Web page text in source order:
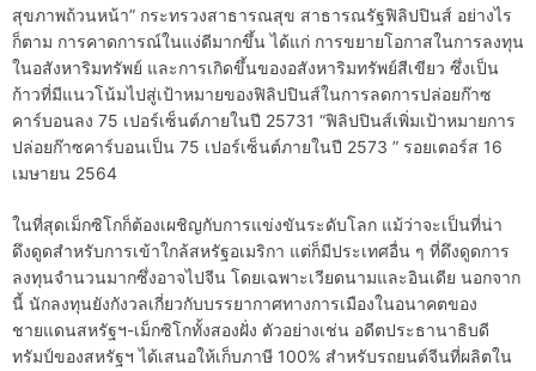
สุขภาพถ้วนหน้า” กระทรวงสาธารณสุข สาธารณรัฐฟิลิปปินส์ อย่างไร
ก็ตาม การคาดการณ์ในแง่ดีมากขึ้น ได้แก่ การขยายโอกาสในการลงทุน
ในอสังหาริมทรัพย์ และการเกิดขึ้นของอสังหาริมทรัพย์สีเขียว ซึ่งเป็น
ก้าวที่มีแนวโน้มไปสู่เป้าหมายของฟิลิปปินส์ในการลดการปล่อยก๊าซ
คาร์บอนลง 75 เปอร์เซ็นต์ภายในปี 25731 “ฟิลิปปินส์เพิ่มเป้าหมายการ
ปล่อยก๊าซคาร์บอนเป็น 75 เปอร์เซ็นต์ภายในปี 2573 ” รอยเตอร์ส 16
เมษายน 2564
ในที่สุดเม็กซิโกก็ต้องเผชิญกับการแข่งขันระดับโลก แม้ว่าจะเป็นที่น่า
ดึงดูดสำหรับการเข้าใกล้สหรัฐอเมริกา แต่ก็มีประเทศอื่น ๆ ที่ดึงดูดการ
ลงทุนจำนวนมากซึ่งอาจไปจีน โดยเฉพาะเวียดนามและอินเดีย นอกจาก
นี้ นักลงทุนยังกังวลเกี่ยวกับบรรยากาศทางการเมืองในอนาคตของ
ชายแดนสหรัฐฯ-เม็กซิโกทั้งสองฝั่ง ตัวอย่างเช่น อดีตประธานาธิบดี
ทรัมป์ของสหรัฐฯ ได้เสนอให้เก็บภาษี 100% สำหรับรถยนต์จีนที่ผลิตใน